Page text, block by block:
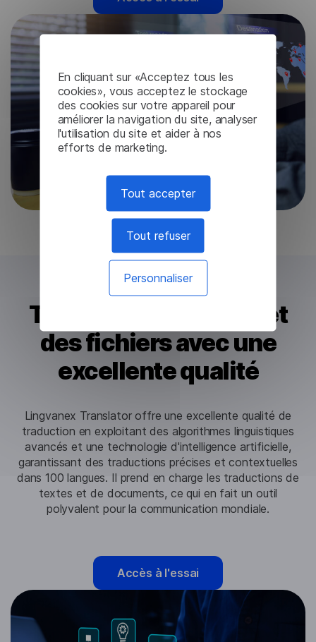
En cliquant sur «Acceptez tous les
cookies», vous acceptez le stockage
des cookies sur votre appareil pour
améliorer la navigation du site, analyser
l'utilisation du site et aider à nos
efforts de marketing.
Tout accepter
Tout refuser
Personnaliser
Traduisez des textes et
des fichiers avec une
excellente qualité
Lingvanex Translator offre une excellente qualité de
traduction en exploitant des algorithmes linguistiques
avancés et une technologie d'intelligence artificielle,
garantissant des traductions précises et contextuelles
dans 100 langues. Il prend en charge les traductions de
textes et de documents, ce qui en fait un outil
polyvalent pour la communication mondiale.
Accès à l'essai